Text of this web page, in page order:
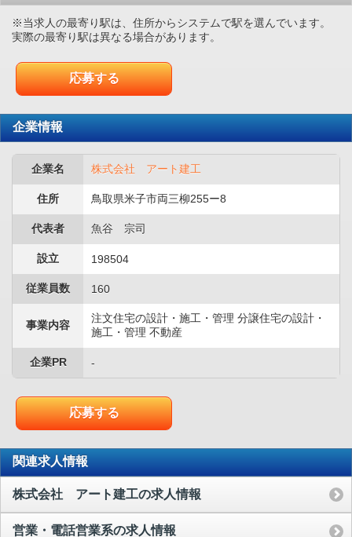
※当求人の最寄り駅は、住所からシステムで駅を選んでいます。
実際の最寄り駅は異なる場合があります。
応募する
企業情報
企業名 株式会社 アート建工
住所 鳥取県米子市両三柳255ー8
代表者 魚谷 宗司
設立 198504
従業員数 160
事業内容
注文住宅の設計・施工・管理 分譲住宅の設計・
施工・管理 不動産
企業PR -
応募する
関連求人情報
株式会社 アート建工の求人情報
営業・電話営業系の求人情報